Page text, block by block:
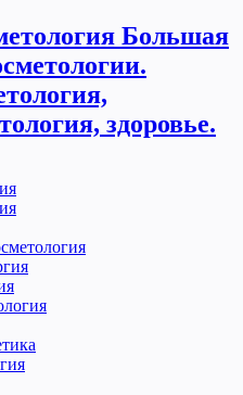
Большая
здоровье.